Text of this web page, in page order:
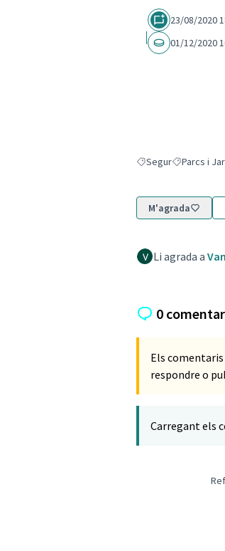
23/08/2020
01/12/2020
Resultats en filtrar
SegurResultats
Parcs i
M'agrada
Li agrada a
0
Els
respondre o
Carregant els